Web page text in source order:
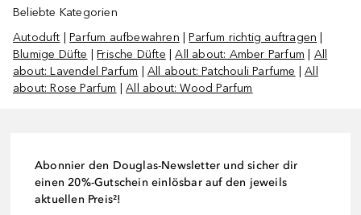
Beliebte Kategorien
Autoduft |Parfum aufbewahren |Parfum richtig auftragen
Blumige Düfte |Frische Düfte |All about: Amber Parfum
All
about: Lavendel Parfum |All about: Patchouli Parfume |All
about: Rose Parfum |All about: Wood Parfum
Abonnier den Douglas-Newsletter und sicher dir
einen 20%-Gutschein einlösbar auf den jeweils
aktuellen Preis²!